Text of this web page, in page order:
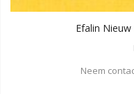
Efalin
Neem